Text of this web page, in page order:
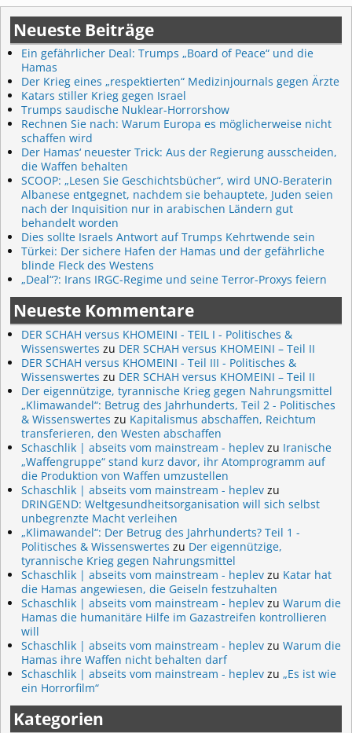
Neueste Beiträge
Ein gefährlicher Deal: Trumps „Board of Peace“ und die
Hamas
Der Krieg eines „respektierten“ Medizinjournals gegen Ärzte
Katars stiller Krieg gegen Israel
Trumps saudische Nuklear-Horrorshow
Rechnen Sie nach: Warum Europa es möglicherweise nicht
schaffen wird
Der Hamas‘ neuester Trick: Aus der Regierung ausscheiden,
die Waffen behalten
SCOOP: „Lesen Sie Geschichtsbücher“, wird UNO-Beraterin
Albanese entgegnet, nachdem sie behauptete, Juden seien
nach der Inquisition nur in arabischen Ländern gut
behandelt worden
Dies sollte Israels Antwort auf Trumps Kehrtwende sein
Türkei: Der sichere Hafen der Hamas und der gefährliche
blinde Fleck des Westens
„Deal“?: Irans IRGC-Regime und seine Terror-Proxys feiern
Neueste Kommentare
DER SCHAH versus KHOMEINI - TEIL I - Politisches &
Wissenswertes zu DER SCHAH versus KHOMEINI – Teil II
DER SCHAH versus KHOMEINI - Teil III - Politisches &
Wissenswertes zu DER SCHAH versus KHOMEINI – Teil II
Der eigennützige, tyrannische Krieg gegen Nahrungsmittel
„Klimawandel“: Betrug des Jahrhunderts, Teil 2 - Politisches
& Wissenswertes zu Kapitalismus abschaffen, Reichtum
transferieren, den Westen abschaffen
Schaschlik | abseits vom mainstream - heplev zu Iranische
„Waffengruppe“ stand kurz davor, ihr Atomprogramm auf
die Produktion von Waffen umzustellen
Schaschlik | abseits vom mainstream - heplev zu
DRINGEND: Weltgesundheitsorganisation will sich selbst
unbegrenzte Macht verleihen
„Klimawandel“: Der Betrug des Jahrhunderts? Teil 1 -
Politisches & Wissenswertes zu Der eigennützige,
tyrannische Krieg gegen Nahrungsmittel
Schaschlik | abseits vom mainstream - heplev zu Katar hat
die Hamas angewiesen, die Geiseln festzuhalten
Schaschlik | abseits vom mainstream - heplev zu Warum die
Hamas die humanitäre Hilfe im Gazastreifen kontrollieren
will
Schaschlik | abseits vom mainstream - heplev zu Warum die
Hamas ihre Waffen nicht behalten darf
Schaschlik | abseits vom mainstream - heplev zu „Es ist wie
ein Horrorfilm“
Kategorien